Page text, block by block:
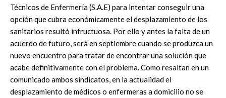
Técnicos de Enfermería (S.A.E) para intentar conseguir una
opción que cubra económicamente el desplazamiento de los
sanitarios resultó infructuosa. Por ello y antes la falta de un
acuerdo de futuro, será en septiembre cuando se produzca un
nuevo encuentro para tratar de encontrar una solución que
acabe definitivamente con el problema. Como resaltan en un
comunicado ambos sindicatos, en la actualidad el
desplazamiento de médicos o enfermeras a domicilio no se